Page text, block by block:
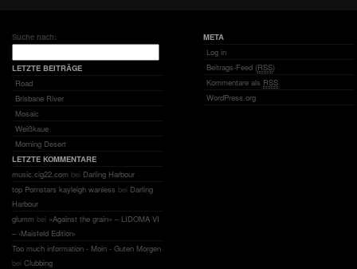
Suche nach:
LETZTE BEITRÄGE
Road
Brisbane River
Mosaic
Weißkaue
Morning Desert
LETZTE KOMMENTARE
music.cig22.com bei Darling Harbour
top Pornstars kayleigh wanless bei Darling
Harbour
glumm bei «Against the grain» – LIDOMA VI
– ‹Maisfeld Edition›
Too much information - Moin - Guten Morgen
bei Clubbing
META
Log in
Beitrags-Feed (RSS)
Kommentare als RSS
WordPress.org